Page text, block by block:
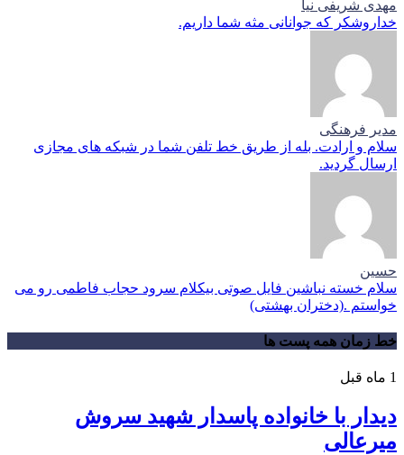
مهدی شریفی نیا
خداروشکر که جوانانی مثه شما داریم.
مدیر فرهنگی
سلام و ارادت. بله از طریق خط تلفن شما در شبکه های مجازی
ارسال گردید.
حسین
سلام خسته نباشین فایل صوتی بیکلام سرود حجاب فاطمی رو می
خواستم .(دختران بهشتی)
خط زمان همه پست ها
1 ماه قبل
دیدار با خانواده پاسدار شهید سروش
میرعالی